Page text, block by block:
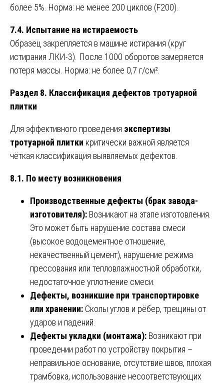
более 5%. Норма: не менее 200 циклов (F200).
7.4. Испытание на истираемость
Образец закрепляется в машине истирания (круг
истирания ЛКИ-3). После 1000 оборотов замеряется
потеря массы. Норма: не более 0,7 г/см².
Раздел 8. Классификация дефектов тротуарной
плитки
Для эффективного проведения экспертизы
тротуарной плитки критически важной является
чёткая классификация выявляемых дефектов.
8.1. По месту возникновения
Производственные дефекты (брак завода-
изготовителя): Возникают на этапе изготовления.
Это может быть нарушение состава смеси
(высокое водоцементное отношение,
некачественный цемент), нарушение режима
прессования или тепловлажностной обработки,
недостаточное уплотнение смеси.
Дефекты, возникшие при транспортировке
или хранении: Сколы углов и рёбер, трещины от
ударов и падений.
Дефекты укладки (монтажа): Возникают при
проведении работ по устройству покрытия –
неправильное основание, отсутствие швов, плохая
трамбовка, использование несоответствующих